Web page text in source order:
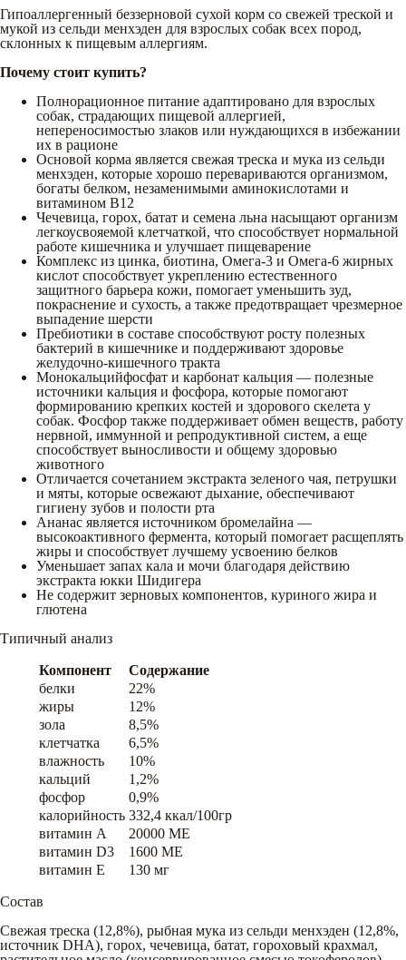
Гипоаллергенный беззерновой сухой корм со свежей треской и
мукой из сельди менхэден для взрослых собак всех пород,
склонных к пищевым аллергиям.
Почему стоит купить?
Полнорационное питание адаптировано для взрослых
собак, страдающих пищевой аллергией,
непереносимостью злаков или нуждающихся в избежании
их в рационе
Основой корма является свежая треска и мука из сельди
менхэден, которые хорошо перевариваются организмом,
богаты белком, незаменимыми аминокислотами и
витамином В12
Чечевица, горох, батат и семена льна насыщают организм
легкоусвояемой клетчаткой, что способствует нормальной
работе кишечника и улучшает пищеварение
Комплекс из цинка, биотина, Омега-3 и Омега-6 жирных
кислот способствует укреплению естественного
защитного барьера кожи, помогает уменьшить зуд,
покраснение и сухость, а также предотвращает чрезмерное
выпадение шерсти
Пребиотики в составе способствуют росту полезных
бактерий в кишечнике и поддерживают здоровье
желудочно-кишечного тракта
Монокальцийфосфат и карбонат кальция — полезные
источники кальция и фосфора, которые помогают
формированию крепких костей и здорового скелета у
собак. Фосфор также поддерживает обмен веществ, работу
нервной, иммунной и репродуктивной систем, а еще
способствует выносливости и общему здоровью
животного
Отличается сочетанием экстракта зеленого чая, петрушки
и мяты, которые освежают дыхание, обеспечивают
гигиену зубов и полости рта
Ананас является источником бромелайна —
высокоактивного фермента, который помогает расщеплять
жиры и способствует лучшему усвоению белков
Уменьшает запах кала и мочи благодаря действию
экстракта юкки Шидигера
Не содержит зерновых компонентов, куриного жира и
глютена
Типичный анализ
Компонент
Содержание
белки
22%
жиры
12%
зола
8,5%
клетчатка
6,5%
влажность
10%
кальций
1,2%
фосфор
0,9%
калорийность 332,4 ккал/100гр
витамин A
20000 ME
витамин D3
1600 ME
витамин E
130 мг
Состав
Свежая треска (12,8%), рыбная мука из сельди менхэден (12,8%,
источник DHA), горох, чечевица, батат, гороховый крахмал,